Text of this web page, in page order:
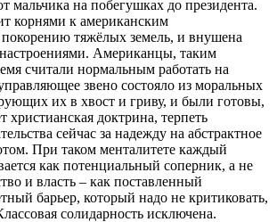
мальчика на побегушках до президента.
корнями к американским
тяжёлых земель, и внушена
Американцы, таким
считали нормальным работать на
звено состояло из моральных
их в хвост и гриву, и были готовы,
христианская доктрина, терпеть
сейчас за надежду на абстрактное
При таком менталитете каждый
как потенциальный соперник, а не
и власть – как поставленный
барьер, который надо не критиковать,
солидарность исключена.